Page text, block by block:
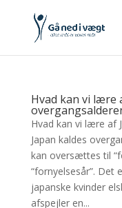
Hvad kan vi lære
Hvad kan vi lære af
Japan kaldes
kan oversættes til
“fornyelsesår”. Det
japanske kvinder
afspejler en...